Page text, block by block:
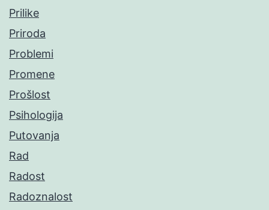
Prilike
Priroda
Problemi
Promene
Prošlost
Psihologija
Putovanja
Rad
Radost
Radoznalost